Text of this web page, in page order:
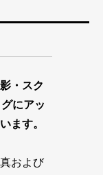
・スク
にアッ
ます。
および